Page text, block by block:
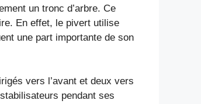
un tronc d’arbre. Ce
En effet, le pivert utilise
une part importante de son
vers l’avant et deux vers
pendant ses